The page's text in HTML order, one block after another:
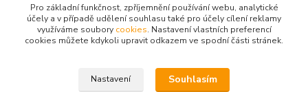
Pro základní funkčnost, zpříjemnění používání webu, analytické
účely a v případě udělení souhlasu také pro účely cílení reklamy
využíváme soubory cookies. Nastavení vlastních preferencí
cookies můžete kdykoli upravit odkazem ve spodní části stránek.
Nastavení Souhlasím